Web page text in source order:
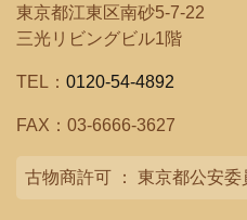
東京都江東区南砂5-7-22
三光リビングビル1階
TEL： 0120-54-4892
FAX：03-6666-3627
古物商許可 ： 東京都公安